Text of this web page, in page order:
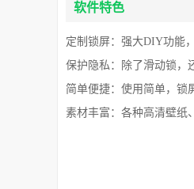
软件特色
定制锁屏：强大DIY功能
保护隐私：除了滑动锁，
简单便捷：使用简单，锁
素材丰富：各种高清壁纸